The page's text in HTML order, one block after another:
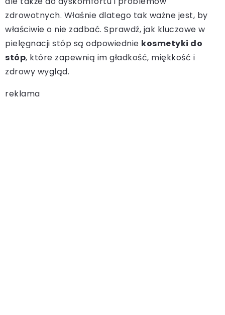
zdrowotnych. Właśnie dlatego tak ważne jest, by
właściwie o nie zadbać. Sprawdź, jak kluczowe w
pielęgnacji stóp są odpowiednie kosmetyki do
stóp, które zapewnią im gładkość, miękkość i
zdrowy wygląd.
reklama